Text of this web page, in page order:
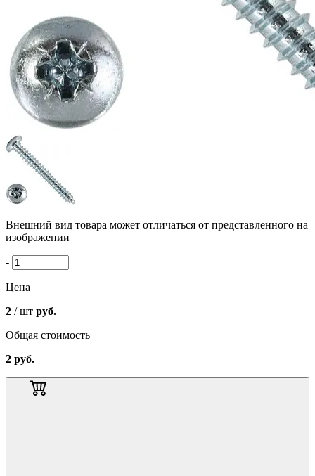
Внешний вид товара может отличаться от представленного на
изображении
- +
Цена
2 / шт руб.
Общая стоимость
2 руб.